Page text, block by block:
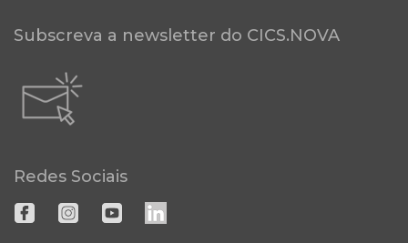
Subscreva a newsletter do CICS.NOVA
Redes Sociais